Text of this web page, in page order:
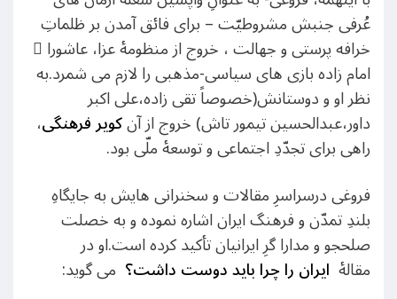
عُرفی جنبش مشروطیّت – برای فائق آمدن بر ظلماتِ
خرافه پرستی و جهالت ، خروج از منظومۀ عزا، عاشورا ُ
امام زاده بازی های سیاسی-مذهبی را لازم می شمرد.به
نظر او و دوستانش(خصوصاً تقی زاده،علی اکبر
داور،عبدالحسین تیمور تاش) خروج از آنکویر فرهنگی،
راهی برای تجدّدِ اجتماعی و توسعۀ ملّی بود.
فروغی درسراسرِ مقالات و سخنرانی هایش به جایگاهِ
بلندِ تمدّن و فرهنگ ایران اشاره نموده و به خصلت
صلحجو و مدارا گرِ ایرانیان تأکید کرده است.او در
مقالۀ ایران را چرا باید دوست داشت؟ می گوید: